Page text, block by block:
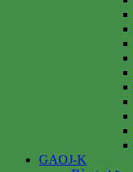
GAOJ-K